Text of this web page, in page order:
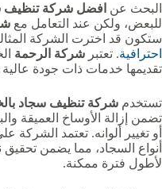
البحث عن افضل شركة تنظيف
للبعض، ولكن عند التعامل مع
ستكون قد اخترت الشركة
احترافية. تعتبر شركة الرحمة
تقديمها خدمات ذات جودة عالية
تستخدم شركة تنظيف سجاد
تضمن إزالة الأوساخ العميقة
أو تغيير ألوانه. تعتمد
أنواع السجاد، مما يضمن
لأطول فترة ممكنة.